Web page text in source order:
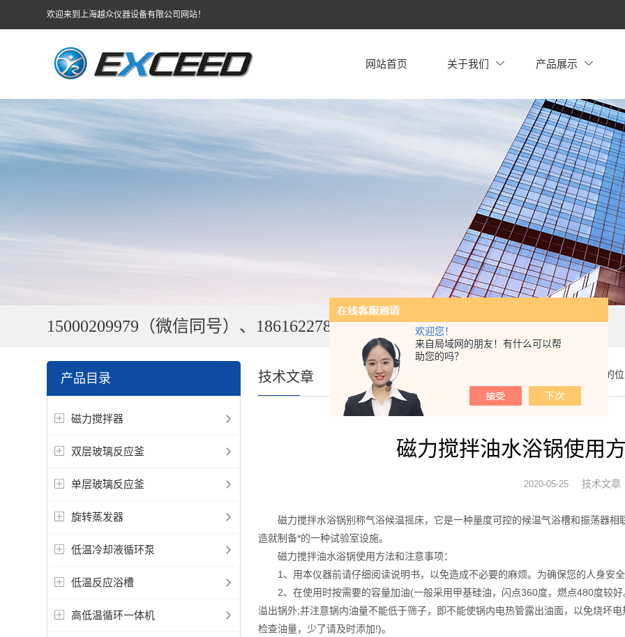
欢迎您！
来自局域网的朋友！有什么可以帮
助您的吗？
欢迎来到上海越众仪器设备有限公司网站！
网站首页 关于我们 产品展示
15000209979（微信同号）、18616227849
产品目录
磁力搅拌器
双层玻璃反应釜
单层玻璃反应釜
旋转蒸发器
低温冷却液循环泵
低温反应浴槽
高低温循环一体机
你的
技术文章
磁力搅拌油水浴锅使用
2020-05-25 技术文章
磁力搅拌水浴锅别称气浴候温摇床，它是一种量度可控的候温气浴槽和振荡器相
造就制备*的一种试验室设施。
磁力搅拌油水浴锅使用方法和注意事项：
1、用本仪器前请仔细阅读说明书，以免造成不必要的麻烦。为确保您的人身安
2、在使用时按需要的容量加油(一般采用甲基硅油，闪点360度，燃点480度较好
溢出锅外;并注意锅内油量不能低于筛子，即不能使锅内电热管露出油面，以免烧坏
检查油量，少了请及时添加!)。